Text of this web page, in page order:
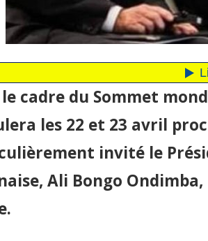
le cadre du Sommet
les 22 et 23 avril
invité le
Ali Bongo